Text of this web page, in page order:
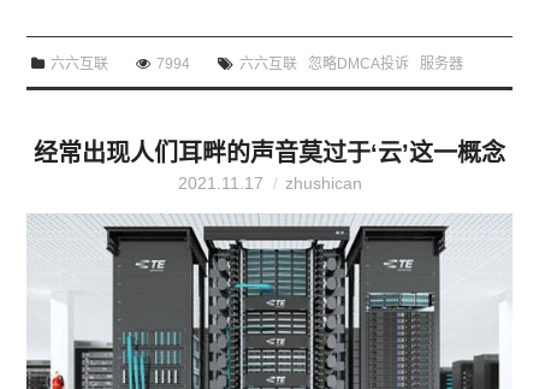
六六互联 7994 六六互联 忽略DMCA投诉 服务器
经常出现人们耳畔的声音莫过于‘云’这一概念
2021.11.17 zhushican